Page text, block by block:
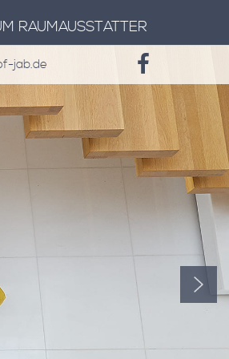
RAUMAUSSTATTER
jab.de